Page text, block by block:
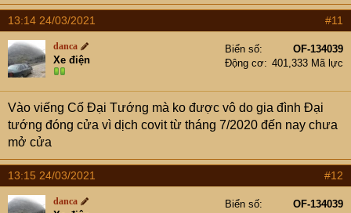
13:14 24/03/2021 #11
danca
Xe điện
Biển số
OF-134039
Động cơ
401,333 Mã lực
Vào viếng Cố Đại Tướng mà ko được vô do gia đình Đại
tướng đóng cửa vì dịch covit từ tháng 7/2020 đến nay chưa
mở cửa
13:15 24/03/2021 #12
danca Biển số
OF-134039